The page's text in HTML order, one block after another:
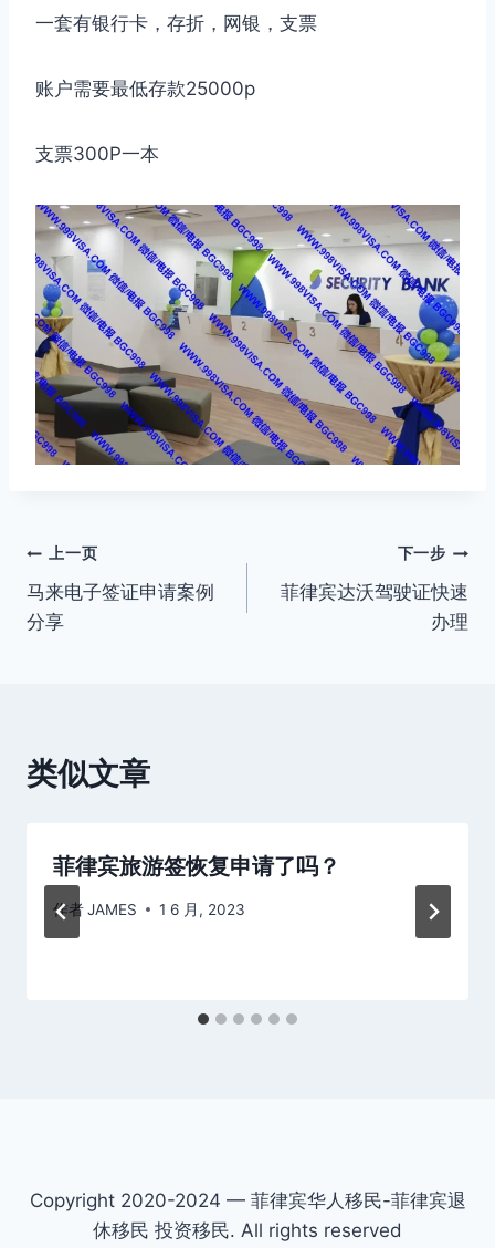
一套有银行卡，存折，网银，支票
账户需要最低存款25000p
支票300P一本
文
章
上一页
马来电子签证申请案例
分享
下一步
菲律宾达沃驾驶证快速
办理
类似文章
菲律宾旅游签恢复申请了吗？
作者JAMES 1 6 月, 2023
Copyright 2020-2024 — 菲律宾华人移民-菲律宾退
休移民 投资移民. All rights reserved